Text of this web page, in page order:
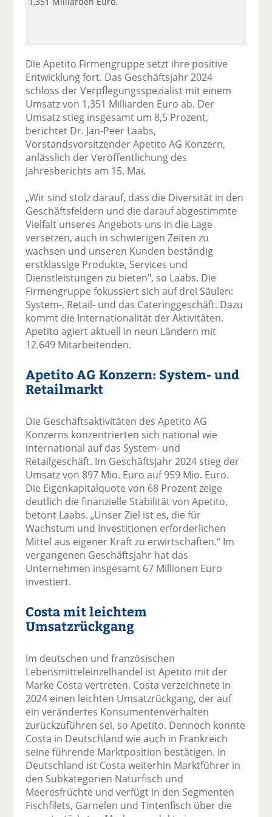
Die Apetito Firmengruppe setzt ihre positive
Entwicklung fort. Das Geschäftsjahr 2024
schloss der Verpflegungsspezialist mit einem
Umsatz von 1,351 Milliarden Euro ab. Der
Umsatz stieg insgesamt um 8,5 Prozent,
berichtet Dr. Jan-Peer Laabs,
Vorstandsvorsitzender Apetito AG Konzern,
anlässlich der Veröffentlichung des
Jahresberichts am 15. Mai.
„Wir sind stolz darauf, dass die Diversität in den
Geschäftsfeldern und die darauf abgestimmte
Vielfalt unseres Angebots uns in die Lage
versetzen, auch in schwierigen Zeiten zu
wachsen und unseren Kunden beständig
erstklassige Produkte, Services und
Dienstleistungen zu bieten", so Laabs. Die
Firmengruppe fokussiert sich auf drei Säulen:
System-, Retail- und das Cateringgeschäft. Dazu
kommt die Internationalität der Aktivitäten.
Apetito agiert aktuell in neun Ländern mit
12.649 Mitarbeitenden.
Apetito AG Konzern: System- und
Retailmarkt
Die Geschäftsaktivitäten des Apetito AG
Konzerns konzentrierten sich national wie
international auf das System- und
Retailgeschäft. Im Geschäftsjahr 2024 stieg der
Umsatz von 897 Mio. Euro auf 959 Mio. Euro.
Die Eigenkapitalquote von 68 Prozent zeige
deutlich die finanzielle Stabilität von Apetito,
betont Laabs. „Unser Ziel ist es, die für
Wachstum und Investitionen erforderlichen
Mittel aus eigener Kraft zu erwirtschaften.“ Im
vergangenen Geschäftsjahr hat das
Unternehmen insgesamt 67 Millionen Euro
investiert.
Costa mit leichtem
Umsatzrückgang
Im deutschen und französischen
Lebensmitteleinzelhandel ist Apetito mit der
Marke Costa vertreten. Costa verzeichnete in
2024 einen leichten Umsatzrückgang, der auf
ein verändertes Konsumentenverhalten
zurückzuführen sei, so Apetito. Dennoch konnte
Costa in Deutschland wie auch in Frankreich
seine führende Marktposition bestätigen. In
Deutschland ist Costa weiterhin Marktführer in
den Subkategorien Naturfisch und
Meeresfrüchte und verfügt in den Segmenten
Fischfilets, Garnelen und Tintenfisch über die